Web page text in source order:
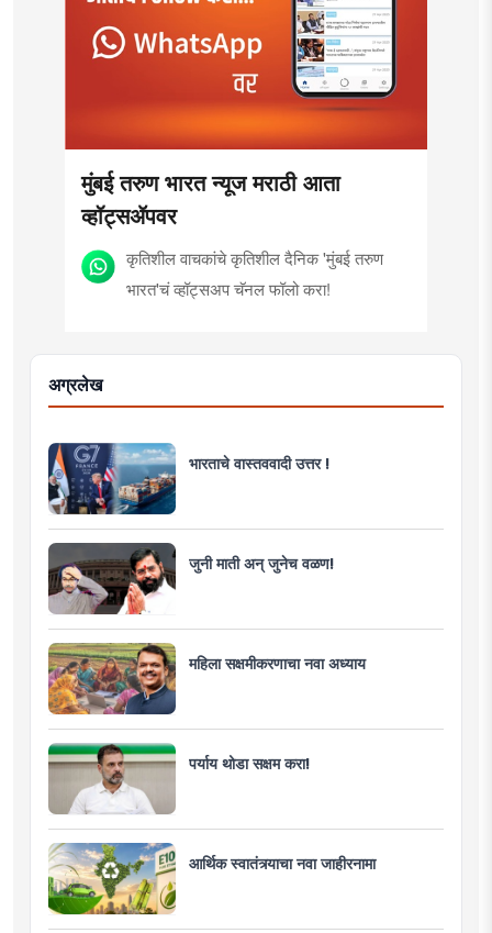
मुंबई तरुण भारत न्यूज मराठी आता
व्हॉट्सॲपवर
कृतिशील वाचकांचे कृतिशील दैनिक 'मुंबई तरुण
भारत'चं व्हॉट्सअप चॅनल फॉलो करा!
अग्रलेख
भारताचे वास्तववादी उत्तर !
जुनी माती अन् जुनेच वळण!
महिला सक्षमीकरणाचा नवा अध्याय
पर्याय थोडा सक्षम करा!
आर्थिक स्वातंत्र्याचा नवा जाहीरनामा